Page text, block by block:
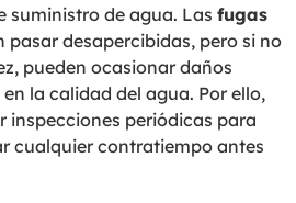
suministro de agua. Las fugas
pasar desapercibidas, pero si no
pueden ocasionar daños
la calidad del agua. Por ello,
inspecciones periódicas para
cualquier contratiempo antes